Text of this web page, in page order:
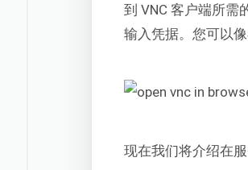
到 VNC 客户端所需
输入凭据。您可以
现在我们将介绍在